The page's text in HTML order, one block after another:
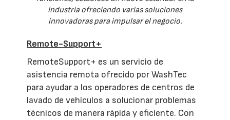
industria ofreciendo varias soluciones
innovadoras para impulsar el negocio.
Remote-Support+
RemoteSupport+ es un servicio de
asistencia remota ofrecido por WashTec
para ayudar a los operadores de centros de
lavado de vehículos a solucionar problemas
técnicos de manera rápida y eficiente. Con